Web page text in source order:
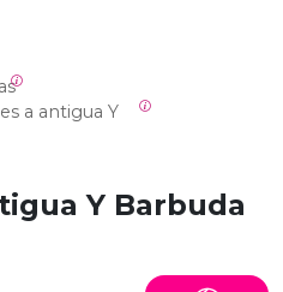
Y Barbuda